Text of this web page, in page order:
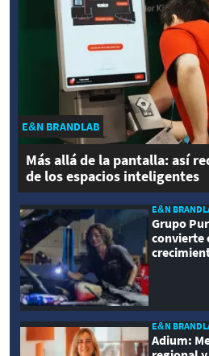
E&N BRANDLAB
Más allá de la pantalla: así
de los espacios inteligentes
E&N
Grupo
convierte
E&N
Adium: